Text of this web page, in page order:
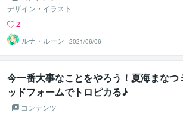
デザイン・イラスト
2
ルナ・ルーン
2021/06/06
今一番大事なことをやろう！夏海まなつ
ッドフォームでトロピカる♪
コンテンツ